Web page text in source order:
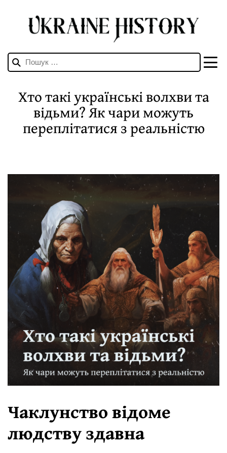
Пошук:
Хто такі українські волхви та
відьми? Як чари можуть
переплітатися з реальністю
Чаклунство відоме
людству здавна